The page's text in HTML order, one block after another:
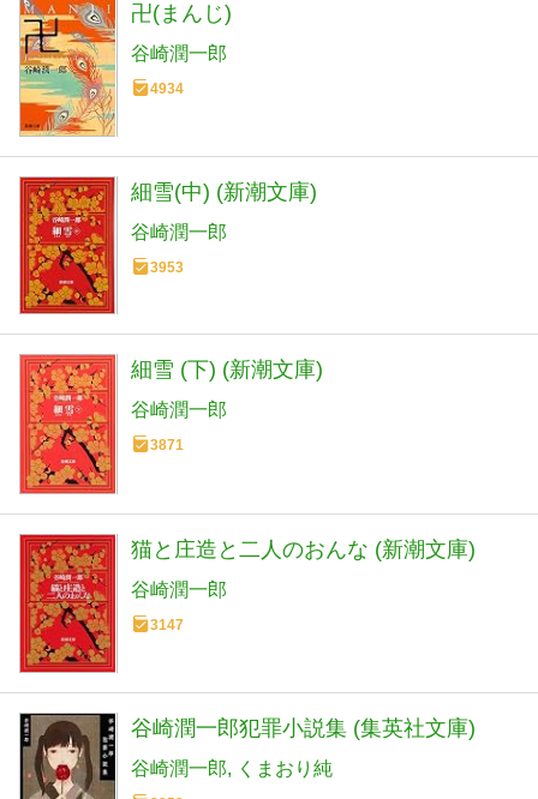
卍(まんじ)
谷崎潤一郎
4934
細雪(中) (新潮文庫)
谷崎潤一郎
3953
細雪 (下) (新潮文庫)
谷崎潤一郎
3871
猫と庄造と二人のおんな (新潮文庫)
谷崎潤一郎
3147
谷崎潤一郎犯罪小説集 (集英社文庫)
谷崎潤一郎 くまおり純